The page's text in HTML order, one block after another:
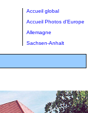
Accueil global
Accueil Photos d'Europe
Allemagne
Sachsen-Anhalt